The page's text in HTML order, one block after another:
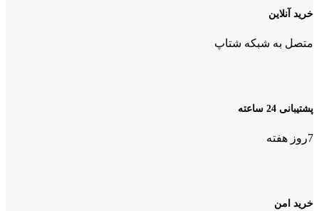
خرید آنلاین
متصل به شبکه شتاپ
پشتیبانی 24 ساعته
7روز هفته
خرید امن